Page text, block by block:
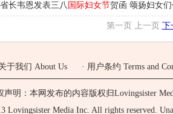
长韦恩发表三八 国际妇女节贺函 颂扬妇女
第一页 上一页 下
于我们 About Us · 用户条约 Terms and
声明：本网发布的内容版权归Lovingsister
Lovingsister Media Inc. All rights reserved.